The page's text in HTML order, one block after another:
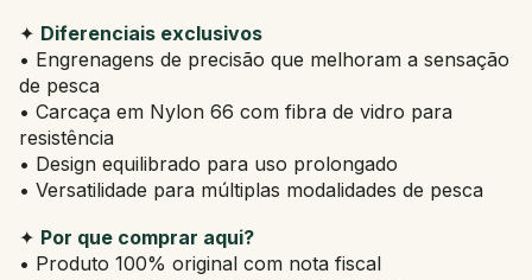
✦ Diferenciais exclusivos
• Engrenagens de precisão que melhoram a sensação
de pesca
• Carcaça em Nylon 66 com fibra de vidro para
resistência
• Design equilibrado para uso prolongado
• Versatilidade para múltiplas modalidades de pesca
✦ Por que comprar aqui?
• Produto 100% original com nota fiscal